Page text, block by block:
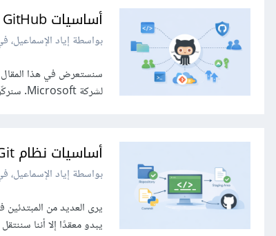
أساسيات GitHub وكيفية استخدامه
بواسطة إياد الإسماعيل،
لشركة Microsoft. سنركّز في هذا المقال على المفاهيم الأساسية للمنصة وآلية العمل عليها، بدءًا...
أساسيات نظام Git للتحكم في الإصدارات البرمجية
بواسطة إياد الإسماعيل،
يبدو معقدًا إلا أننا